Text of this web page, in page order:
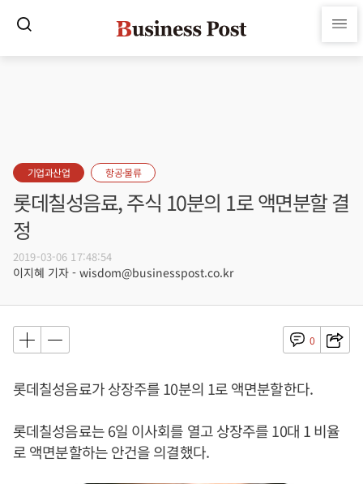
기업과산업 항공·물류
롯데칠성음료, 주식 10분의 1로 액면분할 결
정
2019-03-06 17:48:54
이지혜 기자 - wisdom@businesspost.co.kr
0
롯데칠성음료가 상장주를 10분의 1로 액면분할한다.
롯데칠성음료는 6일 이사회를 열고 상장주를 10대 1 비율
로 액면분할하는 안건을 의결했다.